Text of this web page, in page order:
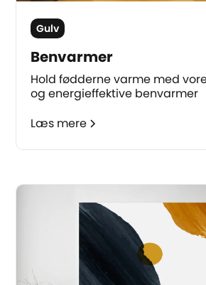
Gulv
Benvarmer
Hold fødderne varme med
og energieffektive benvarmer
Læs mere